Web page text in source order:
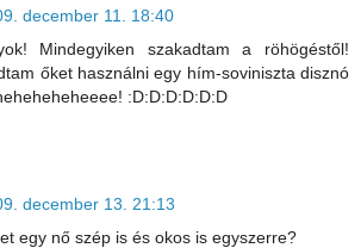
december 11. 18:40
Mindegyiken szakadtam a röhögéstől!
őket használni egy hím-soviniszta disznó
:D:D:D:D:D:D
december 13. 21:13
egy nő szép is és okos is egyszerre?